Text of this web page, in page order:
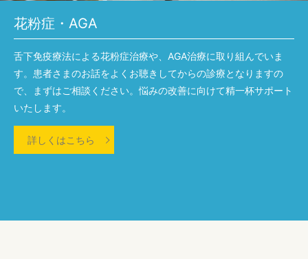
花粉症・AGA
舌下免疫療法による花粉症治療や、AGA治療に取り組んでいま
す。患者さまのお話をよくお聴きしてからの診療となりますの
で、まずはご相談ください。悩みの改善に向けて精一杯サポート
いたします。
詳しくはこちら